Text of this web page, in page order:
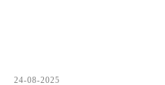
24-08-2025